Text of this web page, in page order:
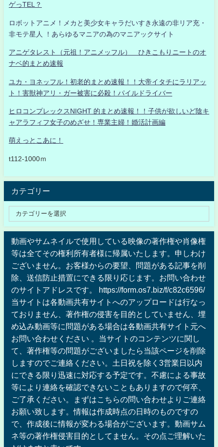
ゲっTEL？
ロボットアニメ！メカと美少女キャラだいすき永遠の非リア充・
非モテ星人 ！あらゆるマニアの為のマニアックサイト
アニゲタレスト（元祖！アニメッフル） ひきこもりニートのオ
ナベ的まとめ速報
ユカ・ヨネッフル！初老的まとめ速報！！大帝イタチにラリアッ
ト！害獣神アリ・ガー被害に必殺！パイルドライバー
ヒロコンプレックスNIGHT 的まとめ速報！！子供が欲しいど陰キ
ャアラフィフ女子のめざせ！専業主婦！婚活計画編
萌えっとこあに！
t112-1000ｍ
カテゴリー
動画やサムネイルで使用している映像の著作権や肖像権
等は全てその権利所有者様に帰属いたします。申しわけ
ございません。お客様からの要望、問題がある記事を削
除、送信防止措置にできる限り応じます。お問い合わせ
のサイトアドレスです。 https://form.os7.biz/f/c82c6596/
当サイトは各動画共有サイトへのアップロードは行なっ
ておりません、著作権の侵害を目的としていません、埋
め込み動画等に問題がある場合は各動画共有サイト元へ
お問い合わせください 。当サイトのコンテンツに関し
て、著作権等の問題がございましたら当該ページを削除
しますのでご連絡ください。土日祝を除く3営業日以内
にできる限り迅速に対応する予定です。不慮による事故
等により連絡を確認できないこともありますので何卒、
ご了承ください。まずはこちらの問い合わせよりご連絡
お願い致します。情報は作成時点の日時のものですの
で、作成後に情報が変わる場合がございます。動画サム
ネ等の著作権侵害目的としてません。その点ご理解いた